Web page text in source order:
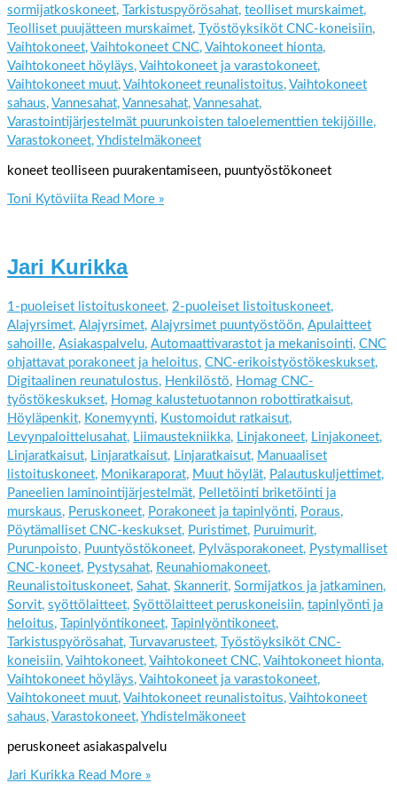
sormijatkoskoneet, Tarkistuspyörösahat, teolliset murskaimet,
Teolliset puujätteen murskaimet, Työstöyksiköt CNC-koneisiin,
Vaihtokoneet, Vaihtokoneet CNC, Vaihtokoneet hionta,
Vaihtokoneet höyläys, Vaihtokoneet ja varastokoneet,
Vaihtokoneet muut, Vaihtokoneet reunalistoitus, Vaihtokoneet
sahaus, Vannesahat, Vannesahat, Vannesahat,
Varastointijärjestelmät puurunkoisten taloelementtien tekijöille,
Varastokoneet, Yhdistelmäkoneet
koneet teolliseen puurakentamiseen, puuntyöstökoneet
Toni Kytöviita Read More »
Jari Kurikka
1-puoleiset listoituskoneet, 2-puoleiset listoituskoneet,
Alajyrsimet, Alajyrsimet, Alajyrsimet puuntyöstöön, Apulaitteet
sahoille, Asiakaspalvelu, Automaattivarastot ja mekanisointi, CNC
ohjattavat porakoneet ja heloitus, CNC-erikoistyöstökeskukset,
Digitaalinen reunatulostus, Henkilöstö, Homag CNC-
työstökeskukset, Homag kalustetuotannon robottiratkaisut,
Höyläpenkit, Konemyynti, Kustomoidut ratkaisut,
Levynpaloittelusahat, Liimaustekniikka, Linjakoneet, Linjakoneet,
Linjaratkaisut, Linjaratkaisut, Linjaratkaisut, Manuaaliset
listoituskoneet, Monikaraporat, Muut höylät, Palautuskuljettimet,
Paneelien laminointijärjestelmät, Pelletöinti briketöinti ja
murskaus, Peruskoneet, Porakoneet ja tapinlyönti, Poraus,
Pöytämalliset CNC-keskukset, Puristimet, Puruimurit,
Purunpoisto, Puuntyöstökoneet, Pylväsporakoneet, Pystymalliset
CNC-koneet, Pystysahat, Reunahiomakoneet,
Reunalistoituskoneet, Sahat, Skannerit, Sormijatkos ja jatkaminen,
Sorvit, syöttölaitteet, Syöttölaitteet peruskoneisiin, tapinlyönti ja
heloitus, Tapinlyöntikoneet, Tapinlyöntikoneet,
Tarkistuspyörösahat, Turvavarusteet,
Työstöyksiköt CNC-
koneisiin, Vaihtokoneet, Vaihtokoneet CNC, Vaihtokoneet hionta,
Vaihtokoneet höyläys, Vaihtokoneet ja varastokoneet,
Vaihtokoneet muut, Vaihtokoneet reunalistoitus, Vaihtokoneet
sahaus, Varastokoneet, Yhdistelmäkoneet
peruskoneet asiakaspalvelu
Jari Kurikka Read More »